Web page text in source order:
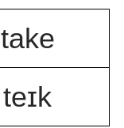
take
teɪk